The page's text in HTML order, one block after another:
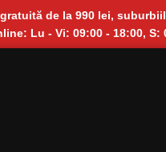
de la 990 lei,
Lu - Vi: 09:00 - 18:00, S: